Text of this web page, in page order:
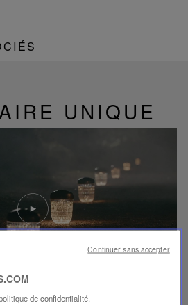
UNIQUE
Lire
la
video
Youtube
portable
lampde confidentialité.
Continuer sans accepter